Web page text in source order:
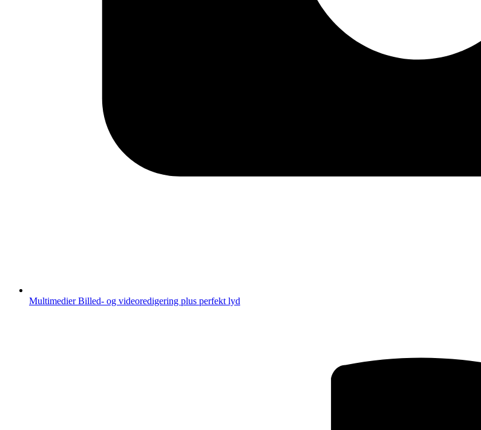
MultimedierBilled- og videoredigering plus perfekt lyd